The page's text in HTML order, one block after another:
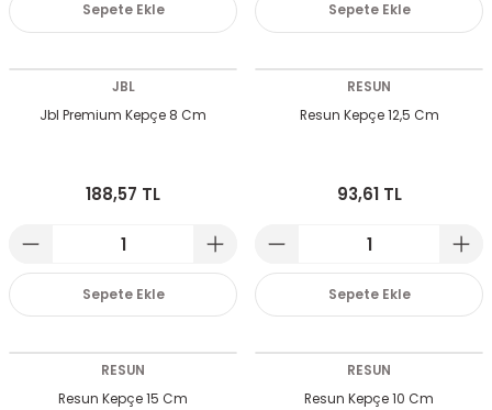
Sepete Ekle Sepete Ekle
JBL
Jbl Premium Kepçe 8 Cm
188,57 TL
Sepete Ekle
RESUN
Resun Kepçe 12,5 Cm
93,61 TL
Sepete Ekle
RESUN
Resun Kepçe 15 Cm
RESUN
Resun Kepçe 10 Cm